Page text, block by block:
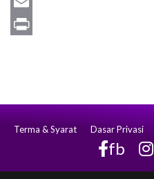
Email
Terma & Syarat Dasar Privasi
fb